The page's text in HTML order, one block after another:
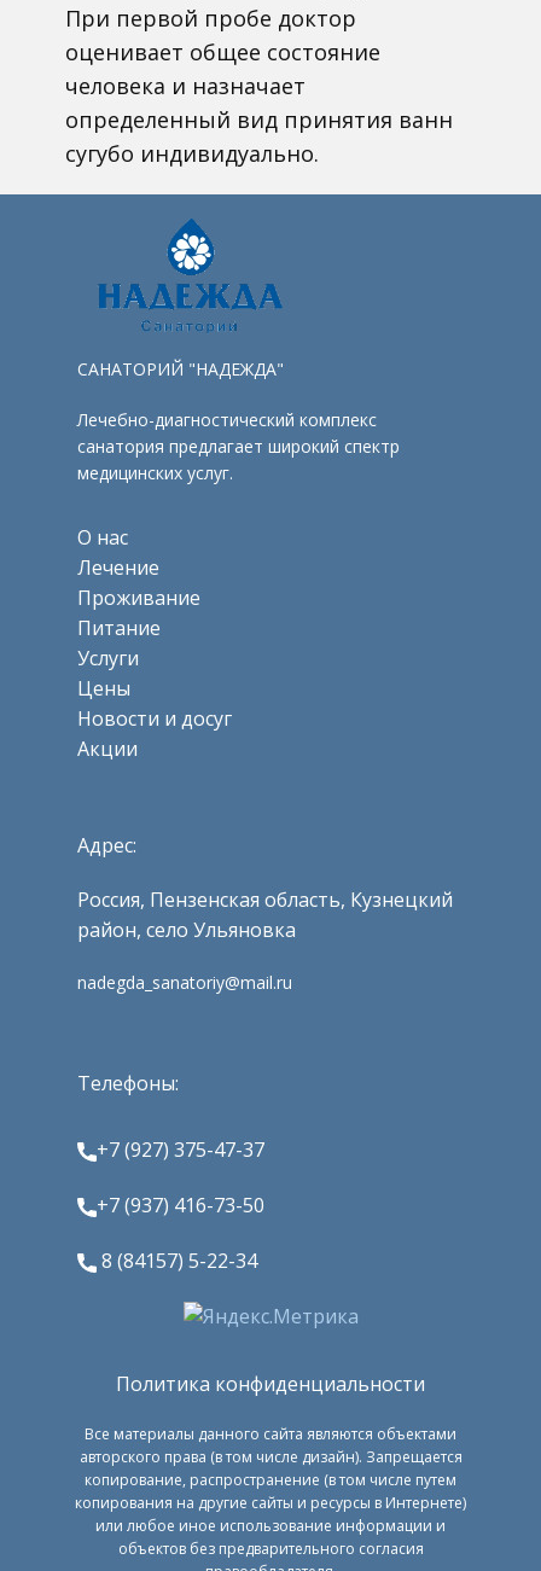
При первой пробе доктор
оценивает общее состояние
человека и назначает
определенный вид принятия ванн
сугубо индивидуально.
САНАТОРИЙ "НАДЕЖДА"
Лечебно-диагностический комплекс
санатория предлагает широкий спектр
медицинских услуг.
О нас
Лечение
Проживание
Питание
Услуги
Цены
Новости и досуг
Акции
Адрес:
Россия, Пензенская область, Кузнецкий
район, село Ульяновка
nadegda_sanatoriy@mail.ru
Телефоны:
+7 (927) 375-47-37
+7 (937) 416-73-50
8 (84157) 5-22-34
Политика конфиденциальности
Все материалы данного сайта являются объектами
авторского права (в том числе дизайн). Запрещается
копирование, распространение (в том числе путем
копирования на другие сайты и ресурсы в Интернете)
или любое иное использование информации и
объектов без предварительного согласия